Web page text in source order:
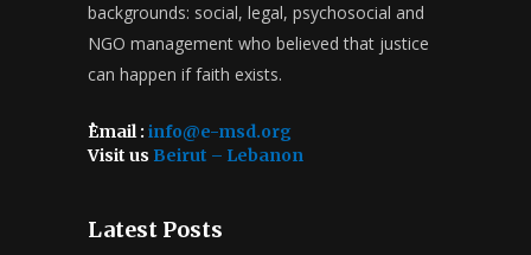
backgrounds: social, legal, psychosocial and
NGO management who believed that justice
can happen if faith exists.
ُEmail : info@e-msd.org
Visit us Beirut – Lebanon
Latest Posts